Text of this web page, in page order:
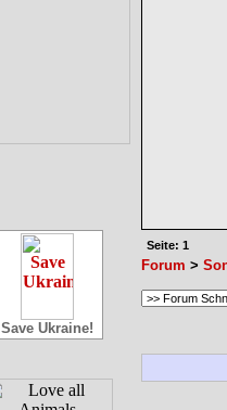
Save Ukraine!
Seite: 1
Forum >